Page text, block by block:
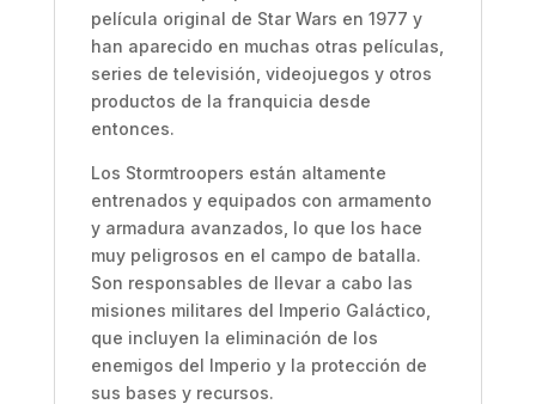
película original de Star Wars en 1977 y
han aparecido en muchas otras películas,
series de televisión, videojuegos y otros
productos de la franquicia desde
entonces.
Los Stormtroopers están altamente
entrenados y equipados con armamento
y armadura avanzados, lo que los hace
muy peligrosos en el campo de batalla.
Son responsables de llevar a cabo las
misiones militares del Imperio Galáctico,
que incluyen la eliminación de los
enemigos del Imperio y la protección de
sus bases y recursos.